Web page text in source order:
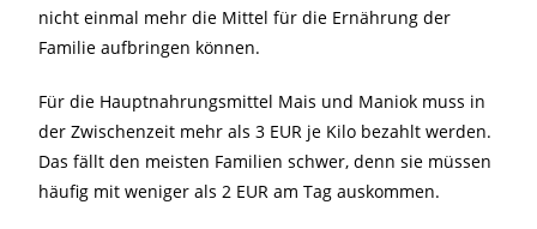
nicht einmal mehr die Mittel für die Ernährung der
Familie aufbringen können.
Für die Hauptnahrungsmittel Mais und Maniok muss in
der Zwischenzeit mehr als 3 EUR je Kilo bezahlt werden.
Das fällt den meisten Familien schwer, denn sie müssen
häufig mit weniger als 2 EUR am Tag auskommen.